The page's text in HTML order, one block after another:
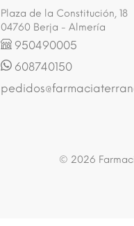
Plaza de la Constitución, 18
04760 Berja - Almería
950490005
608740150
© 2026